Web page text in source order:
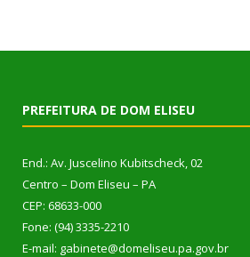
PREFEITURA DE DOM ELISEU
End.: Av. Juscelino Kubitscheck, 02
Centro – Dom Eliseu – PA
CEP: 68633-000
Fone: (94) 3335-2210
E-mail: gabinete@domeliseu.pa.gov.br